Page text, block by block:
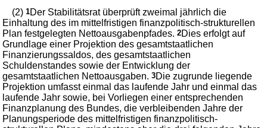
(2)1Der Stabilitätsrat überprüft zweimal jährlich die
Einhaltung des im mittelfristigen finanzpolitisch-strukturellen
Plan festgelegten Nettoausgabenpfades.2Dies erfolgt auf
Grundlage einer Projektion des gesamtstaatlichen
Finanzierungssaldos, des gesamtstaatlichen
Schuldenstandes sowie der Entwicklung der
gesamtstaatlichen Nettoausgaben.3Die zugrunde liegende
Projektion umfasst einmal das laufende Jahr und einmal das
laufende Jahr sowie, bei Vorliegen einer entsprechenden
Finanzplanung des Bundes, die verbleibenden Jahre der
Planungsperiode des mittelfristigen finanzpolitisch-